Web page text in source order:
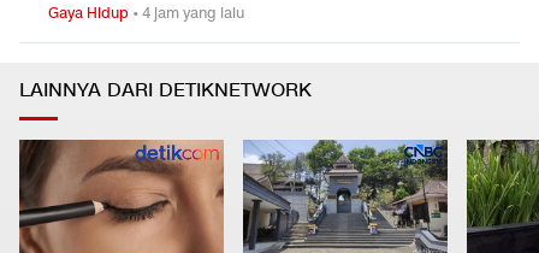
Gaya Hidup •4 jam yang lalu
LAINNYA DARI DETIKNETWORK